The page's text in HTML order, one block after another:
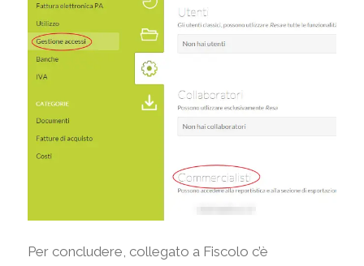
Per concludere, collegato a Fiscolo c’è